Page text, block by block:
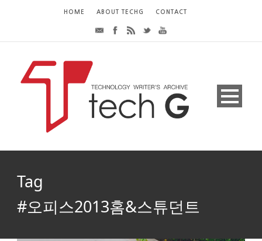
HOME ABOUT TECHG CONTACT
Tag
#오피스2013홈&스튜던트